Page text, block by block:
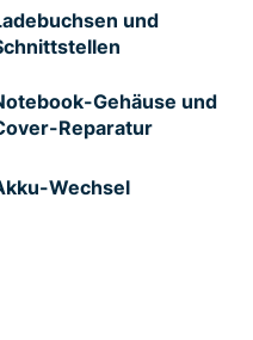
und
Gehäuse und
Reparatur
Wechsel